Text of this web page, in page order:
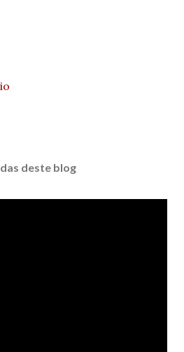
deste blog